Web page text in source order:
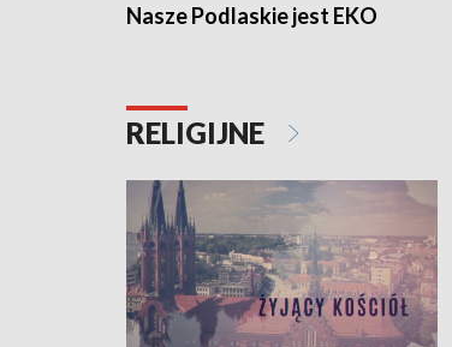
Nasze Podlaskie jest EKO
RELIGIJNE